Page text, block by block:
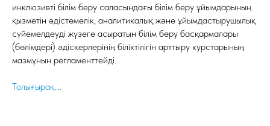
инклюзивті білім беру саласындағы білім беру ұйымдарының
қызметін әдістемелік, аналитикалық және ұйымдастырушылық
сүйемелдеуді жүзеге асыратын білім беру басқармалары
(бөлімдері) әдіскерлерінің біліктілігін арттыру курстарының
мазмұнын регламенттейді.
Толығырақ....